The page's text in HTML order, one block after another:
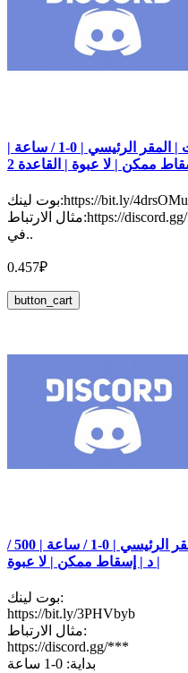
أعضاء الخلاف | 30 د على الإنترنت | المقر الرئيسي | 0-1 / ساعة |
بوت لينك:https://bit.ly/4drsOMu
مثال الارتباط:https://discord.gg/***بداية: 0-1 ساعةالسرعة: 500
في..
0.457₽
button_cart
أعضاء الخلاف | غير متصل 30 د | المقر الرئيسي | 0-1 / ساعة | 500 /
د | إسقاط ممكن | لا عبوة |
بوت لينك:
https://bit.ly/3PHVbyb
مثال الارتباط:
https://discord.gg/***
بداية: 0-1 ساعة